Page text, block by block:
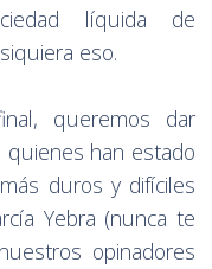
líquida de
eso.
queremos dar
quienes han estado
duros y difíciles
Yebra (nunca te
opinadores